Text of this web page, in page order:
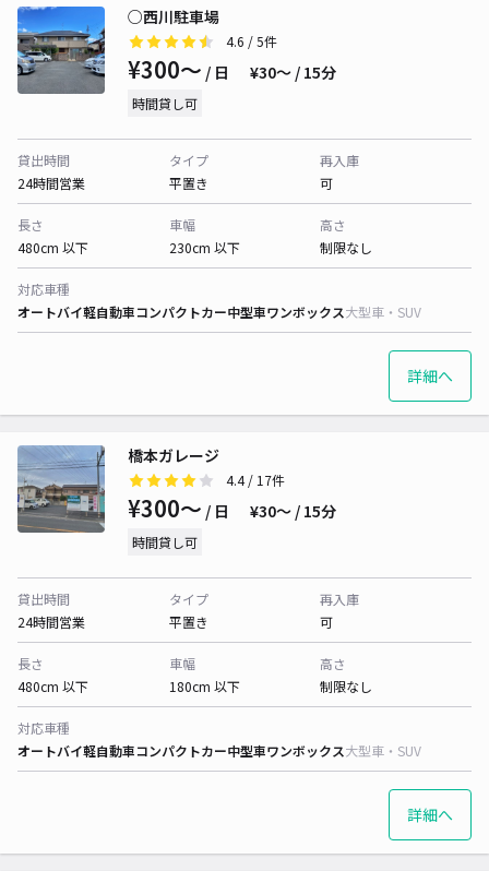
○西川駐車場
4.6 / 5件
¥300〜 / 日 ¥30〜 / 15分
時間貸し可
貸出時間
24時間営業
タイプ
平置き
再入庫
可
長さ
480cm 以下
車幅
230cm 以下
高さ
制限なし
対応車種
オートバイ軽自動車コンパクトカー中型車ワンボックス大型車・SUV
詳細へ
橋本ガレージ
4.4/ 17件
¥300〜 / 日 ¥30〜 / 15分
時間貸し可
貸出時間
24時間営業
タイプ
平置き
再入庫
可
長さ
480cm 以下
車幅
180cm 以下
高さ
制限なし
対応車種
オートバイ軽自動車コンパクトカー中型車ワンボックス大型車・SUV
詳細へ